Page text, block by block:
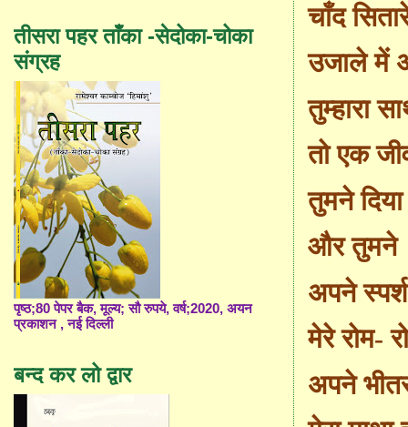
चाँद
उजाले में
तुम्हारा
तो एक
तुमने दिया
और तुमने
अपने
मेरे रोम-
अपने
तीसरा पहर ताँका -सेदोका-चोका
संग्रह
पृष्ठ;80 पेपर बैक, मूल्य; सौ रुपये, वर्ष;2020, अयन
प्रकाशन , नई दिल्ली
बन्द कर लो द्वार